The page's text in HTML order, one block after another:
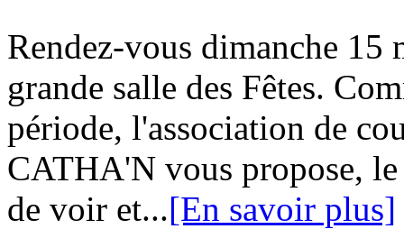
Rendez-vous dimanche 15
grande salle des Fêtes.
période, l'association de
CATHA'N vous propose,
de voir et...[En savoir plus]